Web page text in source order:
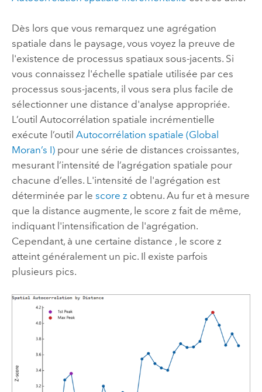
Dès lors que vous remarquez une agrégation
spatiale dans le paysage, vous voyez la preuve de
l'existence de processus spatiaux sous-jacents. Si
vous connaissez l'échelle spatiale utilisée par ces
processus sous-jacents, il vous sera plus facile de
sélectionner une distance d'analyse appropriée.
L’outil Autocorrélation spatiale incrémentielle
exécute l’outil Autocorrélation spatiale (Global
Moran’s I)pour une série de distances croissantes,
mesurant l’intensité de l’agrégation spatiale pour
chacune d’elles. L'intensité de l'agrégation est
déterminée par le score z obtenu. Au fur et à mesure
que la distance augmente, le score z fait de même,
indiquant l'intensification de l'agrégation.
Cependant, à une certaine distance , le score z
atteint généralement un pic. Il existe parfois
plusieurs pics.